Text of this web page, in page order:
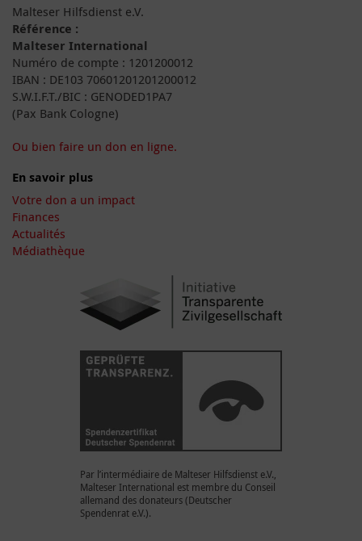
Malteser Hilfsdienst e.V.
Référence :
Malteser International
Numéro de compte : 1201200012
IBAN : DE103 70601201201200012
S.W.I.F.T./BIC : GENODED1PA7
(Pax Bank Cologne)
Ou bien faire un don en ligne.
En savoir plus
Votre don a un impact
Finances
Actualités
Médiathèque
Par l’intermédiaire de Malteser Hilfsdienst e.V.,
Malteser International est membre du Conseil
allemand des donateurs (Deutscher
Spendenrat e.V.).